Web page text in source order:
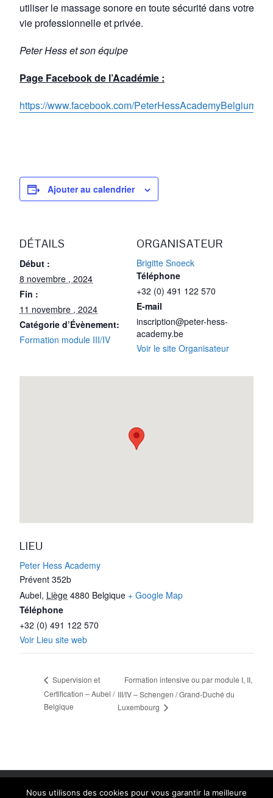
utiliser le massage sonore en toute sécurité dans votre
vie professionnelle et privée.
Peter Hess et son équipe
Page Facebook de l’Académie :
https://www.facebook.com/PeterHessAcademyBelgium/
Ajouter au calendrier
DÉTAILS
Début :
8 novembre , 2024
Fin :
11 novembre , 2024
Catégorie d’Évènement:
Formation module III/IV
ORGANISATEUR
Brigitte Snoeck
Téléphone
+32 (0) 491 122 570
E-mail
inscription@peter-hess-
academy.be
Voir le site Organisateur
LIEU
Peter Hess Academy
Prévent 352b
Aubel, Liège 4880 Belgique + Google Map
Téléphone
+32 (0) 491 122 570
Voir Lieu site web
Supervision et
Certification – Aubel /
Belgique
Formation intensive ou par module I, II,
III/IV – Schengen / Grand-Duché du
Luxembourg
Copyright 2014 Peter Hess Academy Belgium | Création: Linda
Nous utilisons des cookies pour vous garantir la meilleure